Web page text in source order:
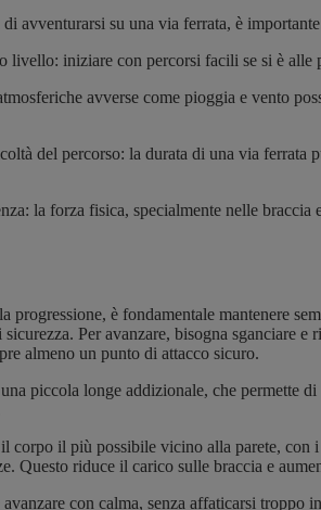
avventurarsi su una via ferrata, è
livello: iniziare con percorsi facili se si è alle
avverse come pioggia e vento
del percorso: la durata di una via ferrata
la forza fisica, specialmente nelle braccia
progressione, è fondamentale mantenere
Per avanzare, bisogna sganciare e
almeno un punto di attacco sicuro.
piccola longe addizionale, che permette di
corpo il più possibile vicino alla parete, con
Questo riduce il carico sulle braccia e
con calma, senza affaticarsi troppo